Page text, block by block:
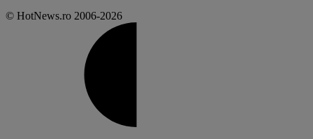
© HotNews.ro 2006-2026